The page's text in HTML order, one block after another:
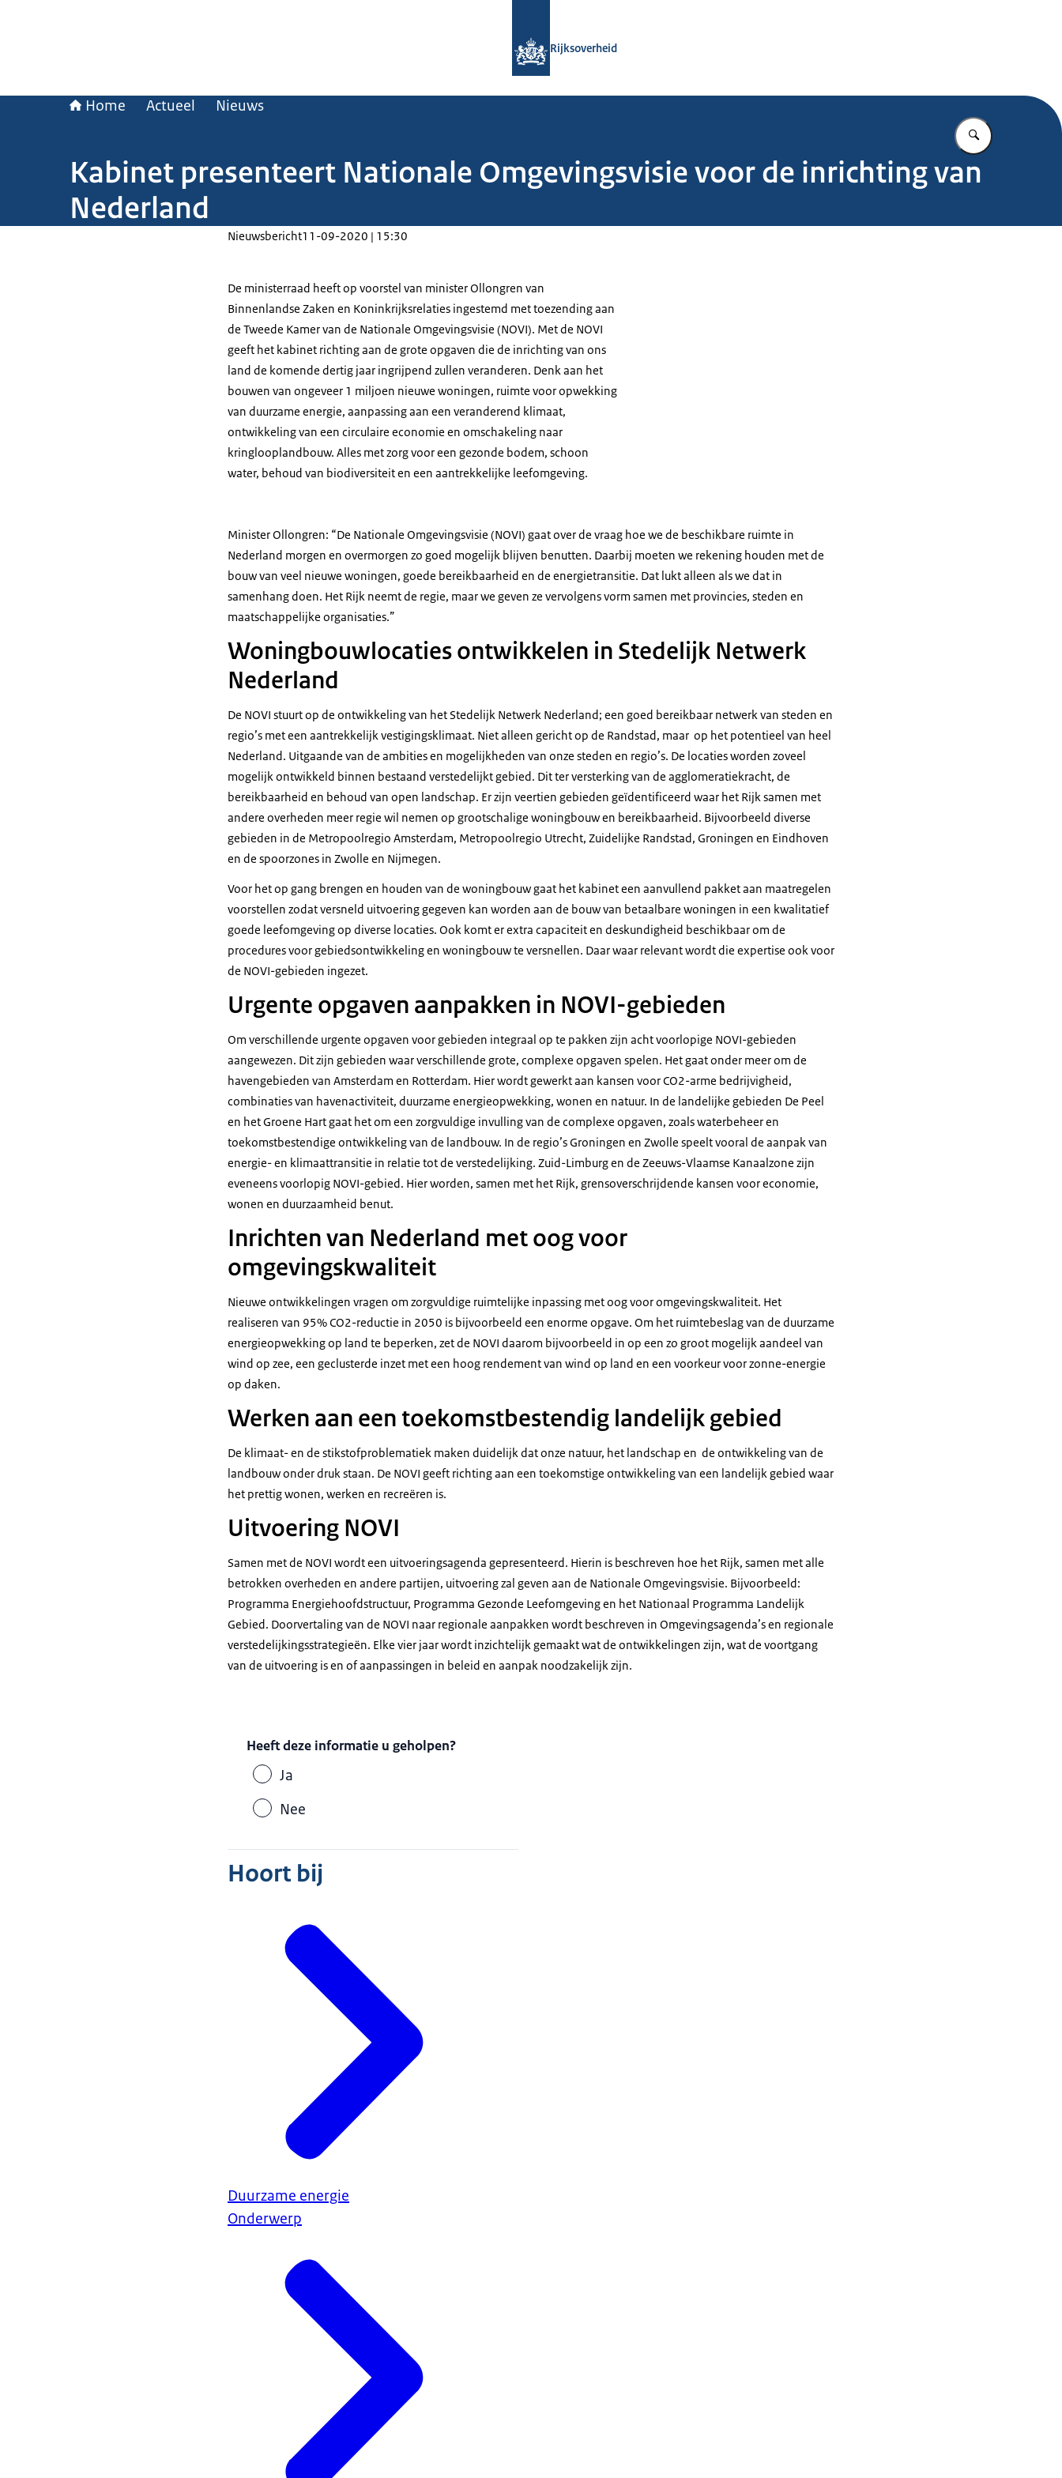
Rijksoverheid
Home Actueel Nieuws
Vul in wat u
Kabinet presenteert Nationale Omgevingsvisie voor de inrichting van
Nederland
Nieuwsbericht11-09-2020 | 15:30
De ministerraad heeft op voorstel van minister Ollongren van
Binnenlandse Zaken en Koninkrijksrelaties ingestemd met toezending aan
de Tweede Kamer van de Nationale Omgevingsvisie (NOVI). Met de NOVI
geeft het kabinet richting aan de grote opgaven die de inrichting van ons
land de komende dertig jaar ingrijpend zullen veranderen. Denk aan het
bouwen van ongeveer 1 miljoen nieuwe woningen, ruimte voor opwekking
van duurzame energie, aanpassing aan een veranderend klimaat,
ontwikkeling van een circulaire economie en omschakeling naar
kringlooplandbouw. Alles met zorg voor een gezonde bodem, schoon
water, behoud van biodiversiteit en een aantrekkelijke leefomgeving.
Minister Ollongren: “De Nationale Omgevingsvisie (NOVI) gaat over de vraag hoe we de beschikbare ruimte in
Nederland morgen en overmorgen zo goed mogelijk blijven benutten. Daarbij moeten we rekening houden met de
bouw van veel nieuwe woningen, goede bereikbaarheid en de energietransitie. Dat lukt alleen als we dat in
samenhang doen. Het Rijk neemt de regie, maar we geven ze vervolgens vorm samen met provincies, steden en
maatschappelijke organisaties.”
Woningbouwlocaties ontwikkelen in Stedelijk Netwerk
Nederland
De NOVI stuurt op de ontwikkeling van het Stedelijk Netwerk Nederland; een goed bereikbaar netwerk van steden en
regio’s met een aantrekkelijk vestigingsklimaat. Niet alleen gericht op de Randstad, maar op het potentieel van heel
Nederland. Uitgaande van de ambities en mogelijkheden van onze steden en regio’s. De locaties worden zoveel
mogelijk ontwikkeld binnen bestaand verstedelijkt gebied. Dit ter versterking van de agglomeratiekracht, de
bereikbaarheid en behoud van open landschap. Er zijn veertien gebieden geïdentificeerd waar het Rijk samen met
andere overheden meer regie wil nemen op grootschalige woningbouw en bereikbaarheid. Bijvoorbeeld diverse
gebieden in de Metropoolregio Amsterdam, Metropoolregio Utrecht, Zuidelijke Randstad, Groningen en Eindhoven
en de spoorzones in Zwolle en Nijmegen.
Voor het op gang brengen en houden van de woningbouw gaat het kabinet een aanvullend pakket aan maatregelen
voorstellen zodat versneld uitvoering gegeven kan worden aan de bouw van betaalbare woningen in een kwalitatief
goede leefomgeving op diverse locaties. Ook komt er extra capaciteit en deskundigheid beschikbaar om de
procedures voor gebiedsontwikkeling en woningbouw te versnellen. Daar waar relevant wordt die expertise ook voor
de NOVI-gebieden ingezet.
Urgente opgaven aanpakken in NOVI-gebieden
Om verschillende urgente opgaven voor gebieden integraal op te pakken zijn acht voorlopige NOVI-gebieden
aangewezen. Dit zijn gebieden waar verschillende grote, complexe opgaven spelen. Het gaat onder meer om de
havengebieden van Amsterdam en Rotterdam. Hier wordt gewerkt aan kansen voor CO2-arme bedrijvigheid,
combinaties van havenactiviteit, duurzame energieopwekking, wonen en natuur. In de landelijke gebieden De Peel
en het Groene Hart gaat het om een zorgvuldige invulling van de complexe opgaven, zoals waterbeheer en
toekomstbestendige ontwikkeling van de landbouw. In de regio’s Groningen en Zwolle speelt vooral de aanpak van
energie- en klimaattransitie in relatie tot de verstedelijking. Zuid-Limburg en de Zeeuws-Vlaamse Kanaalzone zijn
eveneens voorlopig NOVI-gebied. Hier worden, samen met het Rijk, grensoverschrijdende kansen voor economie,
wonen en duurzaamheid benut.
Inrichten van Nederland met oog voor
omgevingskwaliteit
Nieuwe ontwikkelingen vragen om zorgvuldige ruimtelijke inpassing met oog voor omgevingskwaliteit. Het
realiseren van 95% CO2-reductie in 2050 is bijvoorbeeld een enorme opgave. Om het ruimtebeslag van de duurzame
energieopwekking op land te beperken, zet de NOVI daarom bijvoorbeeld in op een zo groot mogelijk aandeel van
wind op zee, een geclusterde inzet met een hoog rendement van wind op land en een voorkeur voor zonne-energie
op daken.
Werken aan een toekomstbestendig landelijk gebied
De klimaat- en de stikstofproblematiek maken duidelijk dat onze natuur, het landschap en de ontwikkeling van de
landbouw onder druk staan. De NOVI geeft richting aan een toekomstige ontwikkeling van een landelijk gebied waar
het prettig wonen, werken en recreëren is.
Uitvoering NOVI
Samen met de NOVI wordt een uitvoeringsagenda gepresenteerd. Hierin is beschreven hoe het Rijk, samen met alle
betrokken overheden en andere partijen, uitvoering zal geven aan de Nationale Omgevingsvisie. Bijvoorbeeld:
Programma Energiehoofdstructuur, Programma Gezonde Leefomgeving en het Nationaal Programma Landelijk
Gebied. Doorvertaling van de NOVI naar regionale aanpakken wordt beschreven in Omgevingsagenda’s en regionale
verstedelijkingsstrategieën. Elke vier jaar wordt inzichtelijk gemaakt wat de ontwikkelingen zijn, wat de voortgang
van de uitvoering is en of aanpassingen in beleid en aanpak noodzakelijk zijn.
Heeft deze informatie u geholpen?
Ja
Nee
Hoort bij
Duurzame energie
Onderwerp